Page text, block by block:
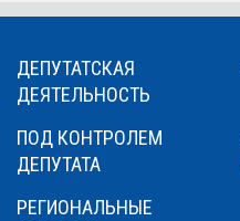
ДЕПУТАТСКАЯ
ДЕЯТЕЛЬНОСТЬ
ПОД КОНТРОЛЕМ
ДЕПУТАТА
РЕГИОНАЛЬНЫЕ